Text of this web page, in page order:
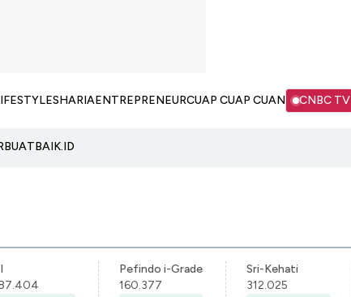
SHARIAENTREPRENEURCUAP CUAP CUAN CNBC TV
Pefindo i-Grade
160.377
Sri-Kehati
312.025